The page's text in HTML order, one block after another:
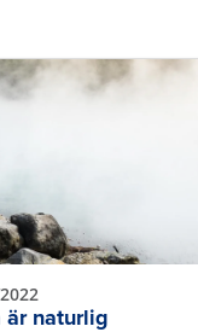
är naturlig